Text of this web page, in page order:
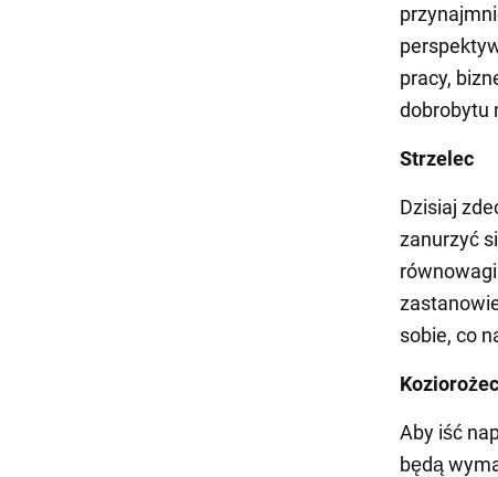
pracy,
dobrobytu
Strzelec
Dzisiaj
zanurzyć
sobie, co
Koziorożec
Aby iść
będą